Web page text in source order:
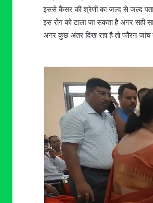
इससे कैंसर की श्रेणी का जल्द से जल्द पता
इस रोग को टाला जा सकता है अगर सही
अगर कुछ अंतर दिख रहा है तो फौरन जांच